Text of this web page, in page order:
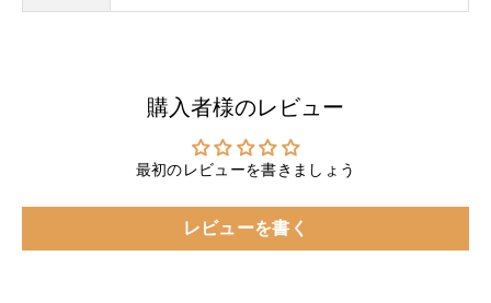
購入者様のレビュー
最初のレビューを書きましょう
レビューを書く